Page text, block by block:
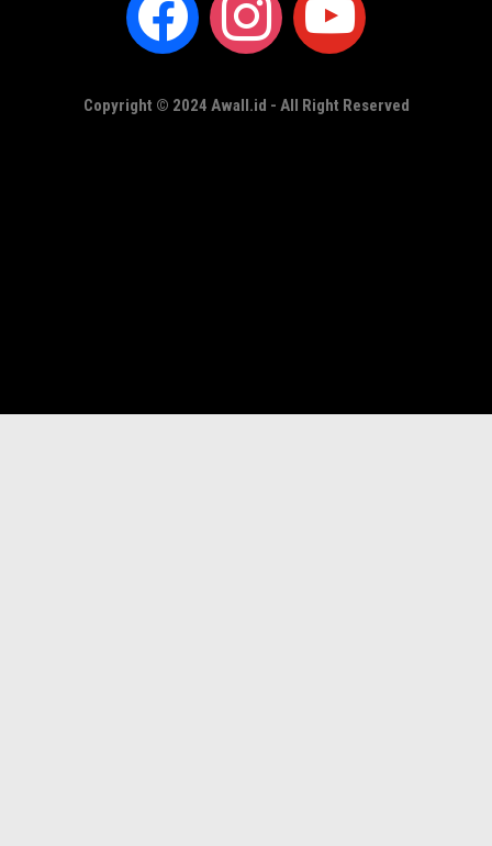
Copyright © 2024 Awall.id - All Right Reserved